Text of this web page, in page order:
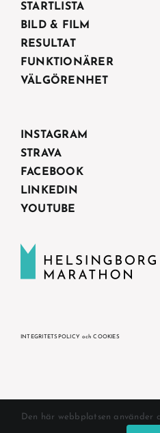
STARTLISTA
BILD & FILM
RESULTAT
FUNKTIONÄRER
VÄLGÖRENHET
INSTAGRAM
STRAVA
FACEBOOK
LINKEDIN
YOUTUBE
INTEGRITETSPOLICY och COOKIES
Den här webbplatsen använder